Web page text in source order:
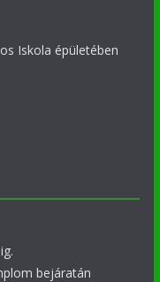
Iskola épületében
bejáratán